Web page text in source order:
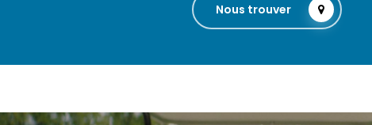
Nous trouver